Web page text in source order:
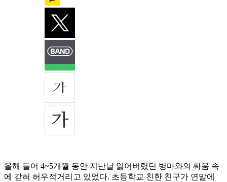
올해 들어 4~5개월 동안 지난날 잃어버렸던 병마와의 싸움 속
에 갇혀 허우적거리고 있었다. 초등학교 친한 친구가 연말에